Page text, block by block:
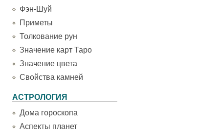
Фэн-Шуй
Приметы
Толкование рун
Значение карт Таро
Значение цвета
Свойства камней
АСТРОЛОГИЯ
Дома гороскопа
Аспекты планет